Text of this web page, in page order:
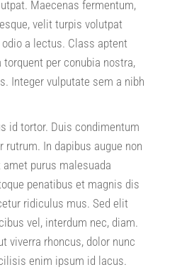
. Maecenas fermentum,
,velit turpis volutpat
a lectus. Class aptent
per conubia nostra,
. Integer vulputate sem a nibh
id tortor. Duis condimentum
rutrum. In dapibus augue non
purus malesuada
penatibus et magnis dis
ridiculus mus.Sed elit
vel , interdum nec, diam.
viverra rhoncus, dolor nunc
enim ipsum id lacus.